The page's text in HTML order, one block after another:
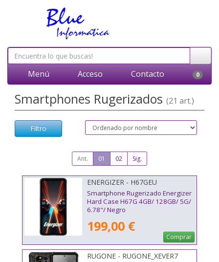
Menú Acceso Contacto 0
Smartphones Rugerizados (21 art.)
Filtro
Ant. 01 02 Sig.
ENERGIZER - H67GEU
Smartphone Rugerizado Energizer
Hard Case H67G 4GB/ 128GB/ 5G/
6.78"/ Negro
199,00 €
Comprar
RUGONE - RUGONE_XEVER7